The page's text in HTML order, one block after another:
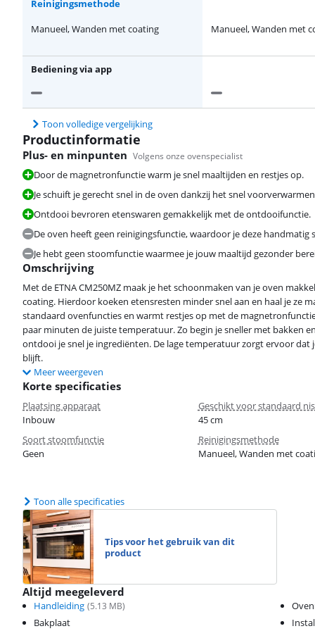
Reinigingsmethode
Manueel, Wanden met coating
Manueel, Wanden met
Bediening via app
Toon volledige vergelijking
Productinformatie
Plus- en minpunten Volgens onze ovenspecialist
Door de magnetronfunctie warm je snel maaltijden en restjes op.
Je schuift je gerecht snel in de oven dankzij het snel
Ontdooi bevroren etenswaren gemakkelijk met de ontdooifunctie.
De oven heeft geen reinigingsfunctie, waardoor je deze handmatig
Je hebt geen stoomfunctie waarmee je jouw maaltijd gezonder
Omschrijving
Met de ETNA CM250MZ maak je het schoonmaken van je oven
coating. Hierdoor koeken etensresten minder snel aan en haal je ze
standaard ovenfuncties en warmt restjes op met de
paar minuten de juiste temperatuur. Zo begin je sneller met bakken
ontdooi je snel je ingrediënten. De lage temperatuur zorgt ervoor
blijft.
Meer weergeven
Korte specificaties
Plaatsing apparaat
Inbouw
Geschikt voor standaard
45 cm
Soort stoomfunctie
Geen
Reinigingsmethode
Manueel, Wanden met
Toon alle specificaties
Tips voor het gebruik van dit
product
Altijd meegeleverd
Handleiding (5.13 MB)
Bakplaat